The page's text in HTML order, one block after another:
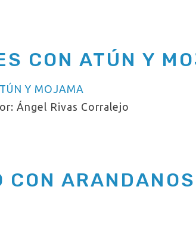
CON ATÚN Y
Ángel Rivas Corralejo
CON